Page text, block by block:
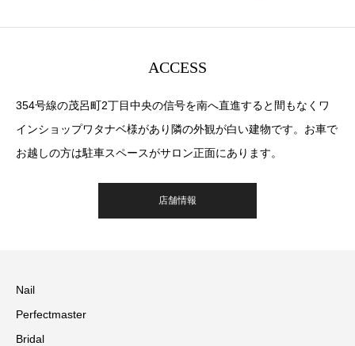
ACCESS
354号線の茂呂町2丁目中央の信号を南へ直進すると間もなくワ
インショップワタナベ様があり隣の外観が白い建物です。お車で
お越しの方は駐車スペースがサロン正面にあります。
店舗情報
Nail
Perfectmaster
Bridal